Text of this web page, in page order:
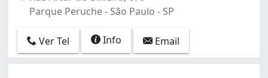
Parque Peruche - São Paulo - SP
Ver Tel Info Email